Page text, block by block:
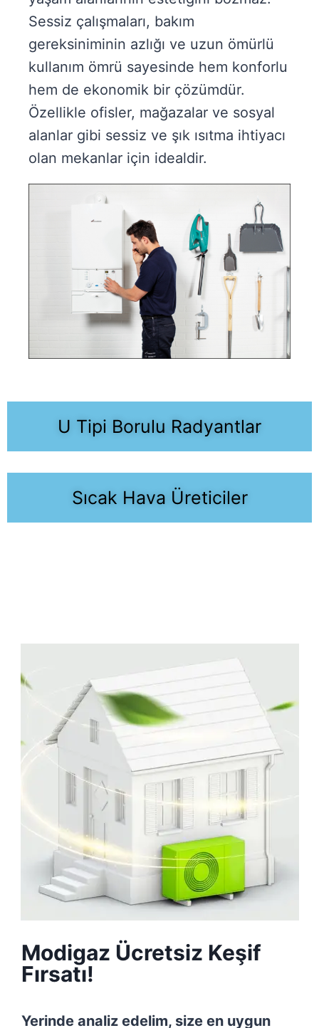
U Tipi Borulu Radyantlar
Sıcak Hava Üreticiler
Sessiz çalışmaları, bakım
gereksiniminin azlığı ve uzun ömürlü
kullanım ömrü sayesinde hem konforlu
hem de ekonomik bir çözümdür.
Özellikle ofisler, mağazalar ve sosyal
alanlar gibi sessiz ve şık ısıtma ihtiyacı
olan mekanlar için idealdir.
Modigaz Ücretsiz Keşif
Fırsatı!
Yerinde analiz edelim, size en uygun